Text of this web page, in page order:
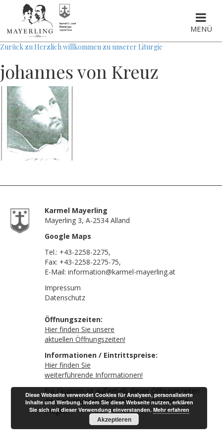
MENÜ
Zurück zu Herzlich willkommen zu unserer Liturgie
johannes von Kreuz
Karmel Mayerling
Mayerling 3, A-2534 Alland
Google Maps
Tel.: +43-2258-2275,
Fax: +43-2258-2275-75,
E-Mail: information@karmel-mayerling.at
Impressum
Datenschutz
Öffnungszeiten:
Hier finden Sie unsere
aktuellen Öffnungszeiten!
Informationen / Eintrittspreise:
Hier finden Sie
weiterführende Informationen!
Für Gruppen ist außerhalb dieser Öffnungszeiten
die Besichtigung nach vorheriger Anmeldung
möglich.
Diese Webseite verwendet Cookies für Analysen, personalisierte
Inhalte und Werbung. Indem Sie diese Webseite nutzen, erklären
Sie sich mit dieser Verwendung einverstanden. Mehr erfahren
Akzeptieren